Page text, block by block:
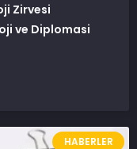
Zirvesi
ve Diplomasi
HABERLER